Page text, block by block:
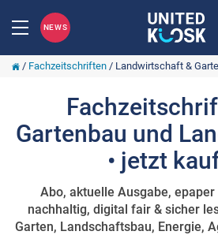
NEWS
/ Fachzeitschriften/ Landwirtschaft &
Gartenbau und
• jetzt
Abo, aktuelle Ausgabe,
nachhaltig, digital fair & sicher
Garten, Landschaftsbau, Energie,